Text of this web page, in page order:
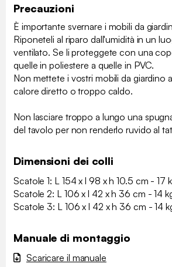
Precauzioni
È importante svernare i mobili da
Riponeteli al riparo dall'umidità in un
ventilato. Se li proteggete con una
quelle in poliestere a quelle in PVC.
Non mettete i vostri mobili da giardino
calore diretto o troppo caldo.
Non lasciare troppo a lungo una
del tavolo per non renderlo ruvido al
Dimensioni dei colli
Scatole 1: L 154 x l 98 x h 10.5 cm - 17
Scatole 2: L 106 x l 42 x h 36 cm - 14
Scatole 3: L 106 x l 42 x h 36 cm - 14
Manuale di montaggio
Scaricare il manuale